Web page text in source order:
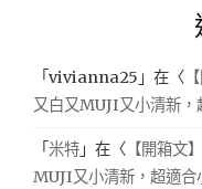
「vivianna25 」在〈
又白又MUJI又小清新，
「米特 」在〈 【開箱文
MUJI又小清新，超適合